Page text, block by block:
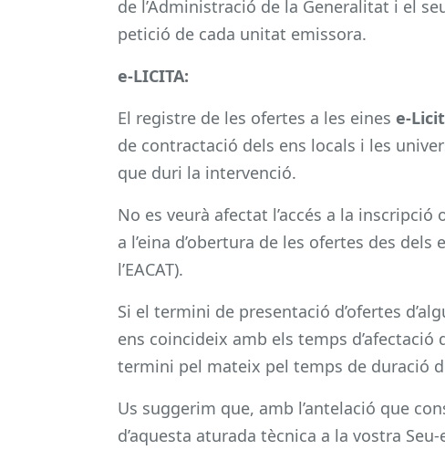
de l’Administració de la Generalitat i el
petició de cada unitat emissora.
e-LICITA:
El registre de les ofertes a les eines e-
de contractació dels ens locals i les
que duri la intervenció.
No es veurà afectat l’accés a la
a l’eina d’obertura de les ofertes des dels
l’EACAT).
Si el termini de presentació d’ofertes
ens coincideix amb els temps d’afectació
termini pel mateix pel temps de duració
Us suggerim que, amb l’antelació que
d’aquesta aturada tècnica a la vostra